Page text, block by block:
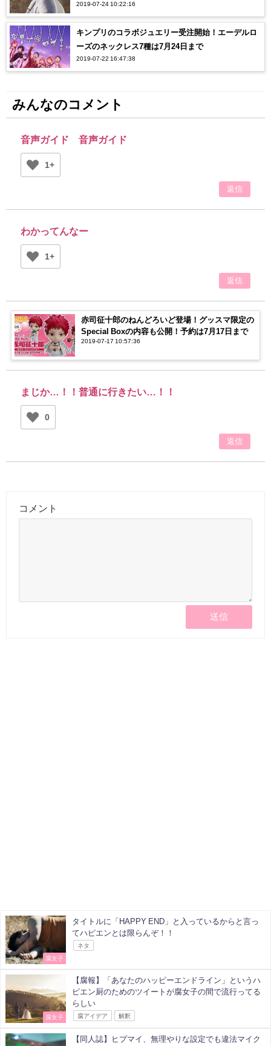
2019-07-24 10:22:16
キンプリのコラボジュエリー受注開始！エーデルロ
ーズのネックレス7種は7月24日まで
2019-07-22 16:47:38
みんなのコメント
音声ガイド 音声ガイド
1+
返信
わかってんなー
1+
返信
赤司征十郎のねんどろいど登場！グッスマ限定の
Special Boxの内容も公開！予約は7月17日まで
2019-07-17 10:57:36
まじか…！！普通に行きたい…！！
0
返信
コメント
腐女子
タイトルに「HAPPY END」と入っているからと言っ
てハピエンとは限らんぞ！！
ネタ
腐女子
【腐報】「あなたのハッピーエンドライン」というハ
ピエン厨のためのツイートが腐女子の間で流行ってる
らしい
腐アイデア 解釈
【同人誌】ヒプマイ、無理やりな設定でも違法マイク